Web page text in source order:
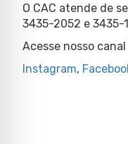
O CAC atende de
3435-2052 e 3435-
Acesse nosso
Instagram,